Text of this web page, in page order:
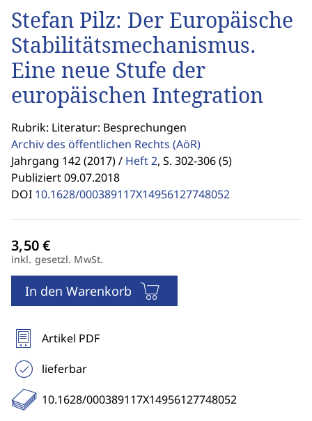
Stefan Pilz: Der Europäische
Stabilitätsmechanismus.
Eine neue Stufe der
europäischen Integration
Rubrik: Literatur: Besprechungen
Archiv des öffentlichen Rechts (AöR)
Jahrgang 142 (2017) / Heft 2, S. 302-306 (5)
Publiziert 09.07.2018
DOI 10.1628/000389117X14956127748052
inkl. gesetzl. MwSt.
In den Warenkorb
Artikel PDF
lieferbar
10.1628/000389117X14956127748052